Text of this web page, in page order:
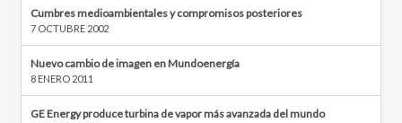
Cumbres medioambientales y compromisos posteriores
7 OCTUBRE 2002
Nuevo cambio de imagen en Mundoenergía
8 ENERO 2011
GE Energy produce turbina de vapor más avanzada del mundo